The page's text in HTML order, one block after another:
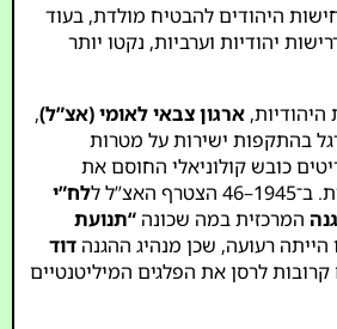
היהודים להבטיח מולדת, בעוד
יהודיות וערביות, נקטו יותר
היהודיות,ארגון צבאי לאומי (אצ”ל),
בהתקפות ישירות על מטרות
כובש קולוניאלי החוסם את
האצ”ל ל
לח”י
המרכזית במה שכונה“תנועת
הייתה רעועה, שכן מנהיג ההגנהדוד
קרובות לרסן את הפלגים המיליטנטיים